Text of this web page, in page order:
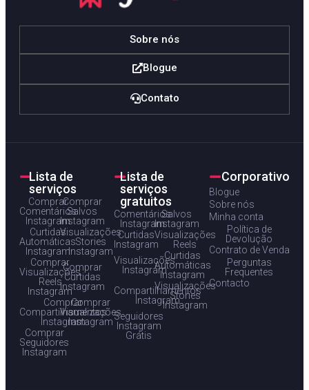
Sobre nós
Blogue
Contato
Lista de
serviços
Comprar
Comentários
Instagram
Comprar
Salvos
Instagram
Curtidas
Automáticas
Instagram
Visualizações
Stories
Instagram
Comprar
Visualizações
Reels
Instagram
Comprar
Curtidas
Instagram
Comprar
Compartilhamentos
Instagram
Comprar
Visualizações
Instagram
Comprar
Seguidores
Instagram
Lista de
serviços
gratuitos
Comentários
Instagram
Salvos
Instagram
Curtidas
Instagram
Visualizações
Reels
Visualizações
Instagram
Curtidas
Automáticas
Instagram
Compartilhamentos
Instagram
Visualizações
Stories
Instagram
Seguidores
Instagram
Grátis
Corporativo
Blogue
Sobre nós
Minha conta
Política de
Devolução
Contrato de Venda
Perguntas
Frequentes
Contacto